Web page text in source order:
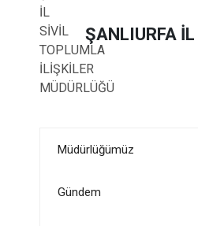
ŞANLIURFA
Müdürlüğümüz
Gündem